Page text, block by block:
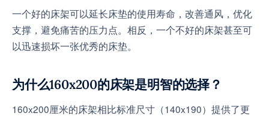
一个好的床架可以延长床垫的使用寿命，改善通风，优化
支撑，避免痛苦的压力点。相反，一个不好的床架甚至可
以迅速损坏一张优秀的床垫。
为什么160x200的床架是明智的选择？
160x200厘米的床架相比标准尺寸（140x190）提供了更